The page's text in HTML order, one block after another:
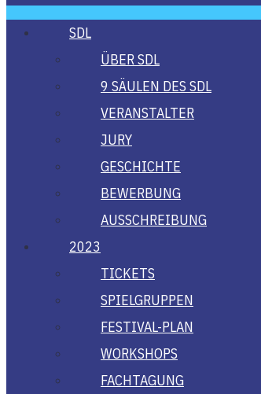
SDL
ÜBER SDL
9 SÄU­LEN DES SDL
VER­AN­STAL­TER
JURY
GESCHICH­TE
BEWER­BUNG
AUS­SCHREI­BUNG
2023
TICKETS
SPIEL­GRUP­PEN
FES­­TI­­VAL-PLAN
WORK­SHOPS
FACH­TA­GUNG